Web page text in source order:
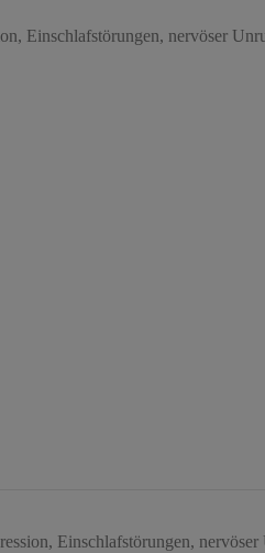
Einschlafstörungen, nervöser
Einschlafstörungen, nervöser